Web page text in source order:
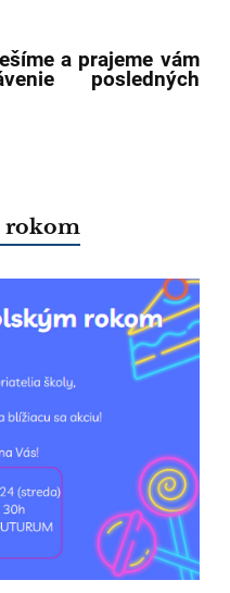
a prajeme vám
posledných
rokom